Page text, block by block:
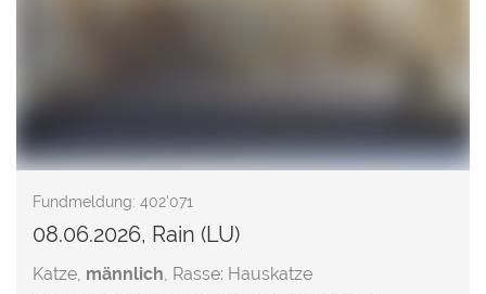
Fundmeldung: 402'071
08.06.2026, Rain (LU)
Katze, männlich, Rasse: Hauskatze